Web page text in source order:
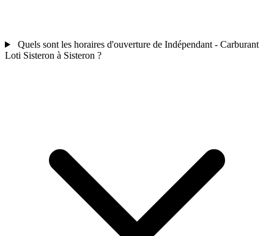
Quels sont les horaires d'ouverture de Indépendant - Carburant
Loti Sisteron à Sisteron ?